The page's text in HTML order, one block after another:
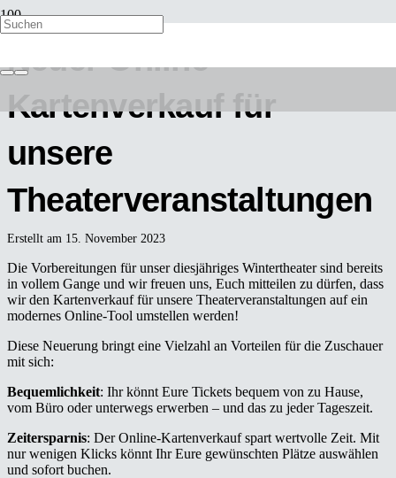
Neuer Online-
Kartenverkauf für
unsere
Theaterveranstaltungen
Erstellt am 15. November 2023
Die Vorbereitungen für unser diesjähriges Wintertheater sind bereits
in vollem Gange und wir freuen uns, Euch mitteilen zu dürfen, dass
wir den Kartenverkauf für unsere Theaterveranstaltungen auf ein
modernes Online-Tool umstellen werden!
Diese Neuerung bringt eine Vielzahl an Vorteilen für die Zuschauer
mit sich:
Bequemlichkeit: Ihr könnt Eure Tickets bequem von zu Hause,
vom Büro oder unterwegs erwerben – und das zu jeder Tageszeit.
Zeitersparnis: Der Online-Kartenverkauf spart wertvolle Zeit. Mit
nur wenigen Klicks könnt Ihr Eure gewünschten Plätze auswählen
und sofort buchen.